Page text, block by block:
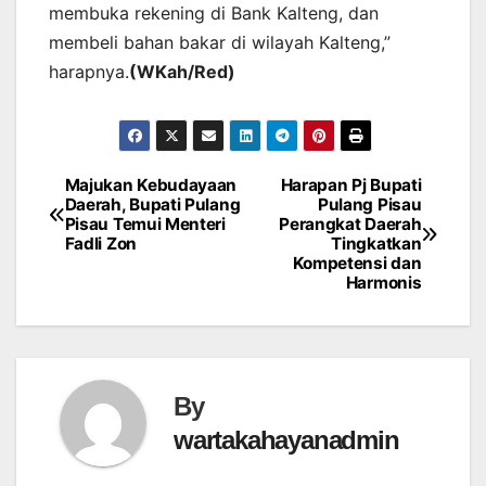
membuka rekening di Bank Kalteng, dan
membeli bahan bakar di wilayah Kalteng,”
harapnya.(WKah/Red)
Post
navigation
Harapan Pj Bupati
Pulang Pisau
Perangkat Daerah
Tingkatkan
Kompetensi dan
Harmonis
Majukan Kebudayaan
Daerah, Bupati Pulang
Pisau Temui Menteri
Fadli Zon
By
wartakahayanadmin